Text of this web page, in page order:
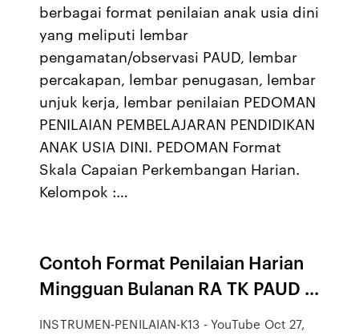
berbagai format penilaian anak usia dini
yang meliputi lembar
pengamatan/observasi PAUD, lembar
percakapan, lembar penugasan, lembar
unjuk kerja, lembar penilaian PEDOMAN
PENILAIAN PEMBELAJARAN PENDIDIKAN
ANAK USIA DINI. PEDOMAN Format
Skala Capaian Perkembangan Harian.
Kelompok :…
Contoh Format Penilaian Harian
Mingguan Bulanan RA TK PAUD ...
INSTRUMEN-PENILAIAN-K13 - YouTube Oct 27,